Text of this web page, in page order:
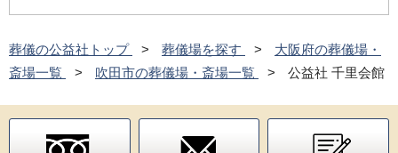
葬儀の公益社トップ 葬儀場を探す
大阪府の葬儀場・
斎場一覧
吹田市の葬儀場・斎場一覧 公益社 千里会館